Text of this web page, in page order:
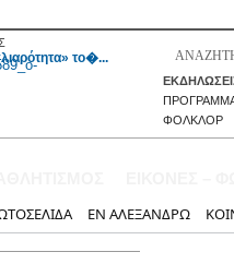
το�...
ΦΟΛΚΛΟΡ
γνωστούς καλλιτέχνες
ΕΝ ΑΛΕΞΑΝΔΡΩ